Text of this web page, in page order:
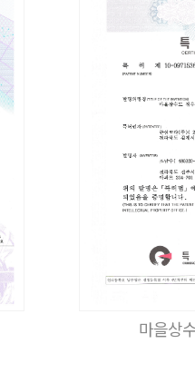
마을상